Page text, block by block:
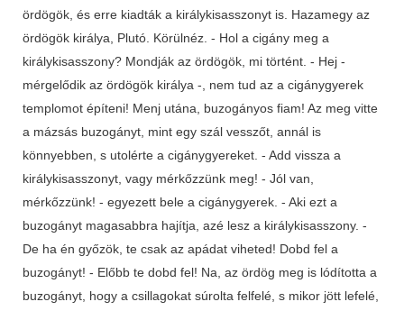
ördögök, és erre kiadták a királykisasszonyt is. Hazamegy az
ördögök királya, Plutó. Körülnéz. - Hol a cigány meg a
királykisasszony? Mondják az ördögök, mi történt. - Hej -
mérgelődik az ördögök királya -, nem tud az a cigánygyerek
templomot építeni! Menj utána, buzogányos fiam! Az meg vitte
a mázsás buzogányt, mint egy szál vesszőt, annál is
könnyebben, s utolérte a cigánygyereket. - Add vissza a
királykisasszonyt, vagy mérkőzzünk meg! - Jól van,
mérkőzzünk! - egyezett bele a cigánygyerek. - Aki ezt a
buzogányt magasabbra hajítja, azé lesz a királykisasszony. -
De ha én győzök, te csak az apádat viheted! Dobd fel a
buzogányt! - Előbb te dobd fel! Na, az ördög meg is lódította a
buzogányt, hogy a csillagokat súrolta felfelé, s mikor jött lefelé,